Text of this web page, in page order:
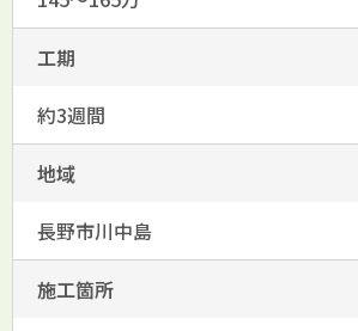
工期
約3週間
地域
長野市川中島
施工箇所